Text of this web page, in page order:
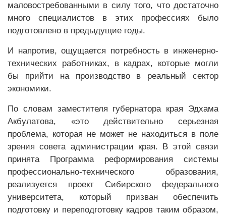
маловостребованными в силу того, что достаточно
много специалистов в этих профессиях было
подготовлено в предыдущие годы.
И напротив, ощущается потребность в инженерно-
технических работниках, в кадрах, которые могли
бы прийти на производство в реальный сектор
экономики.
По словам заместителя губернатора края Эдхама
Акбулатова, «это действительно серьезная
проблема, которая не может не находиться в поле
зрения совета администрации края. В этой связи
принята Программа реформирования системы
профессионально-технического образования,
реализуется проект Сибирского федерального
университета, который призван обеспечить
подготовку и переподготовку кадров таким образом,